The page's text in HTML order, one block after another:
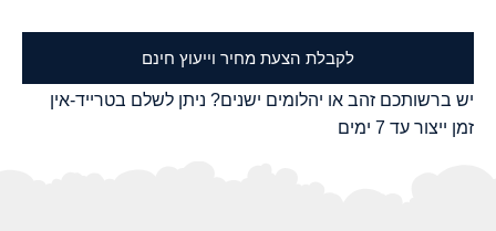
לקבלת הצעת מחיר וייעוץ חינם
יש ברשותכם זהב או יהלומים ישנים? ניתן לשלם בטרייד-אין
זמן ייצור עד 7 ימים